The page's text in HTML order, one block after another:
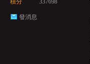
積分 337698
發消息